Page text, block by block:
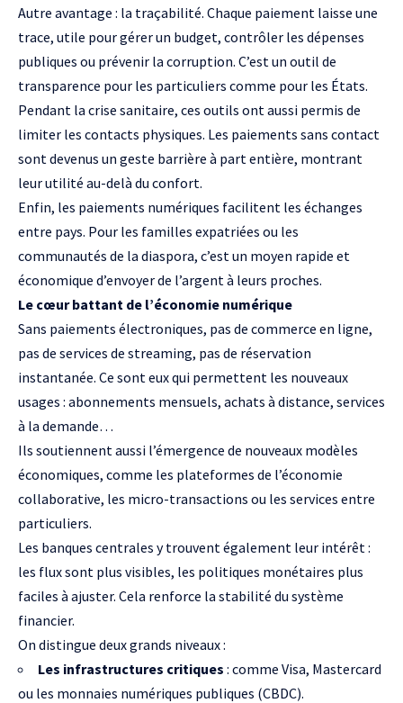
Autre avantage : la traçabilité. Chaque paiement laisse une
trace, utile pour gérer un budget, contrôler les dépenses
publiques ou prévenir la corruption. C’est un outil de
transparence pour les particuliers comme pour les États.
Pendant la crise sanitaire, ces outils ont aussi permis de
limiter les contacts physiques. Les paiements sans contact
sont devenus un geste barrière à part entière, montrant
leur utilité au-delà du confort.
Enfin, les paiements numériques facilitent les échanges
entre pays. Pour les familles expatriées ou les
communautés de la diaspora, c’est un moyen rapide et
économique d’envoyer de l’argent à leurs proches.
Le cœur battant de l’économie numérique
Sans paiements électroniques, pas de commerce en ligne,
pas de services de streaming, pas de réservation
instantanée. Ce sont eux qui permettent les nouveaux
usages : abonnements mensuels, achats à distance, services
à la demande…
Ils soutiennent aussi l’émergence de nouveaux modèles
économiques, comme les plateformes de l’économie
collaborative, les micro-transactions ou les services entre
particuliers.
Les banques centrales y trouvent également leur intérêt :
les flux sont plus visibles, les politiques monétaires plus
faciles à ajuster. Cela renforce la stabilité du système
financier.
On distingue deux grands niveaux :
Les infrastructures critiques : comme Visa, Mastercard
ou les monnaies numériques publiques (CBDC).